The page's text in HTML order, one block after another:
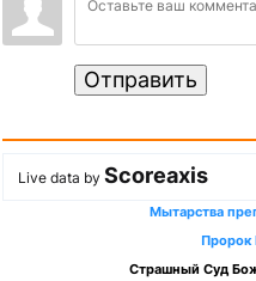
Отправить
Live data by Scoreaxis
Мытарства
Пророк
Страшный Суд